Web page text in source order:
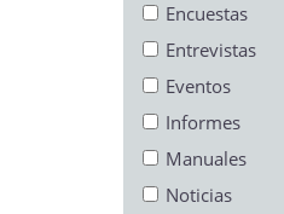
Encuestas
Entrevistas
Eventos
Informes
Manuales
Noticias